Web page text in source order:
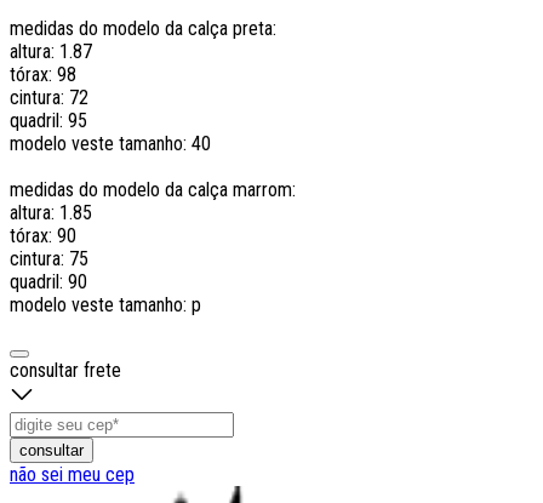
medidas do modelo da calça preta:
altura: 1.87
tórax: 98
cintura: 72
quadril: 95
modelo veste tamanho: 40
medidas do modelo da calça marrom:
altura: 1.85
tórax: 90
cintura: 75
quadril: 90
modelo veste tamanho: p
consultar frete
consultar
não sei meu cep